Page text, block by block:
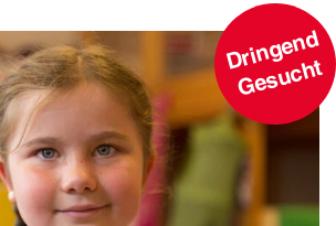
D
ri
n
g
e
n
d
G
e
s
u
c
ht